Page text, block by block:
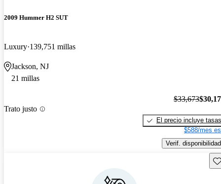
2009 Hummer H2 SUT
Luxury 139,751 millas
Jackson, NJ
21 millas
Trato justo
$33,673
El precio incluye tasas
$588/mes
Verif. disponibilidad